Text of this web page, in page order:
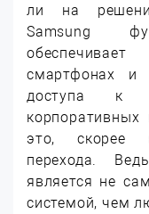
ли на
Samsung
смартфонах и
доступа к
корпоративных
это, скорее
перехода.
является не
системой, чем